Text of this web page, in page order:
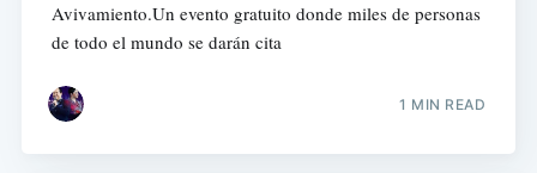
Avivamiento.Un evento gratuito donde miles de personas
de todo el mundo se darán cita
1 MIN READ